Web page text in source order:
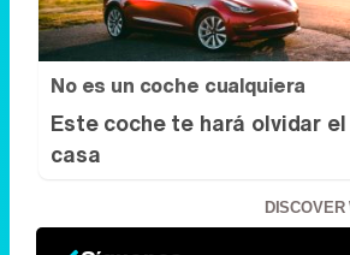
No es un coche cualquiera
Este coche te hará olvidar
casa
DISCOVER